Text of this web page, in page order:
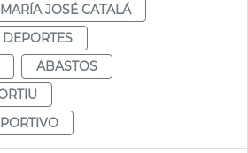
MARÍA JOSÉ CATALÁ
DEPORTES
ABASTOS